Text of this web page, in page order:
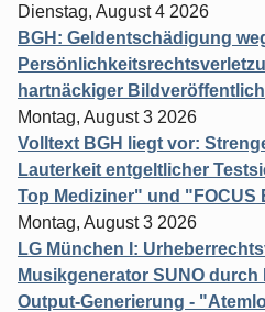
Dienstag, August 4 2026
BGH: Geldentschädigung
hartnäckiger
Montag, August 3 2026
Volltext BGH liegt vor:
Lauterkeit entgeltlicher
Top Mediziner" und "FOCUS
Montag, August 3 2026
LG München I:
Musikgenerator SUNO
Output-Generierung -